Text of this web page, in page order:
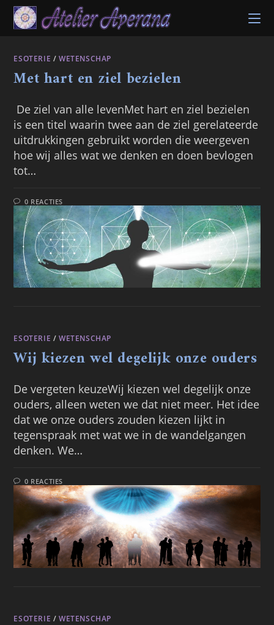
naar
inhoud
ESOTERIE /WETENSCHAP
Met hart en ziel bezielen
De ziel van alle levenMet hart en ziel bezielen
is een titel waarin twee aan de ziel gerelateerde
uitdrukkingen gebruikt worden die weergeven
hoe wij alles wat we denken en doen bevlogen
tot…
0 REACTIES
ESOTERIE /WETENSCHAP
Wij kiezen wel degelijk onze ouders
De vergeten keuzeWij kiezen wel degelijk onze
ouders, alleen weten we dat niet meer. Het idee
dat we onze ouders zouden kiezen lijkt in
tegenspraak met wat we in de wandelgangen
denken. We…
0 REACTIES
ESOTERIE /WETENSCHAP